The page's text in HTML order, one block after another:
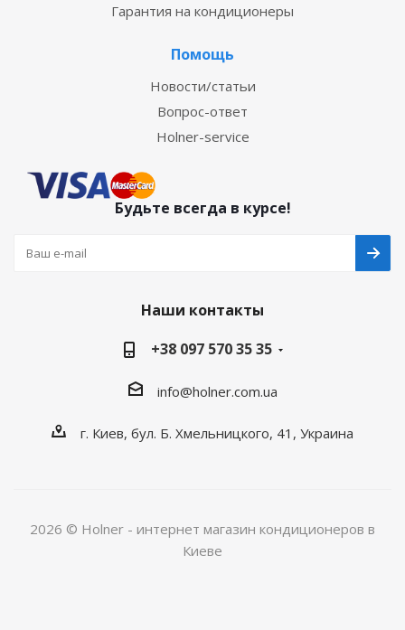
Гарантия на кондиционеры
Помощь
Новости/статьи
Вопрос-ответ
Holner-service
Будьте всегда в курсе!
Наши контакты
+38 097 570 35 35
info@holner.com.ua
г. Киев, бул. Б. Хмельницкого, 41, Украина
2026 © Holner - интернет магазин кондиционеров в
Киеве